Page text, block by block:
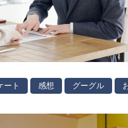
ート 感想 グーグル